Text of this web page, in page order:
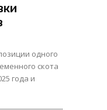
одного
скота
года и